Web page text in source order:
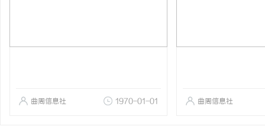
曲周信息社 1970-01-01 曲周信息社